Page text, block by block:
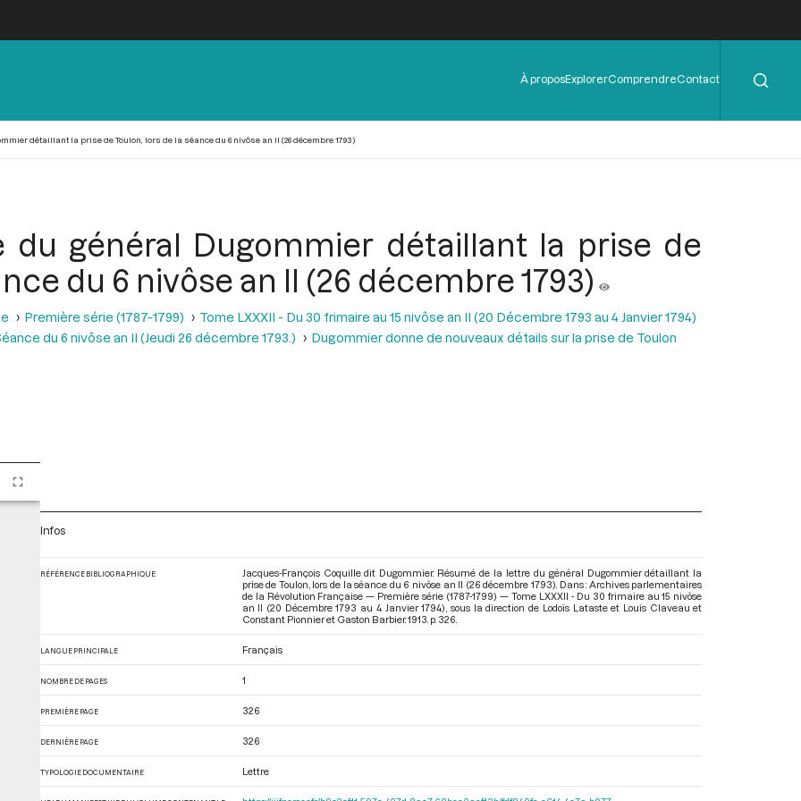
Menu
de
À proposExplorerComprendreContact
détaillant la prise de Toulon, lors de la séance du 6 nivôse an II (26 décembre 1793)
du général Dugommier détaillant la prise de
du 6 nivôse an II (26 décembre 1793)
Première série (1787-1799)
Tome LXXXII - Du 30 frimaire au 15 nivôse an II (20 Décembre 1793 au 4 Janvier 1794)
du 6 nivôse an II (Jeudi 26 décembre 1793.) Dugommier donne de nouveaux détails sur la prise de Toulon
Infos
RÉFÉRENCE BIBLIOGRAPHIQUE
Jacques-François Coquille dit Dugommier. Résumé de la lettre du général Dugommier détaillant la
prise de Toulon, lors de la séance du 6 nivôse an II (26 décembre 1793). Dans : Archives parlementaires
de la Révolution Française — Première série (1787-1799) — Tome LXXXII - Du 30 frimaire au 15 nivôse
an II (20 Décembre 1793 au 4 Janvier 1794) , sous la direction de Lodoïs Lataste et Louis Claveau et
Constant Pionnier et Gaston Barbier. 1913. p. 326.
LANGUE PRINCIPALE Français
NOMBRE DE PAGES 1
PREMIÈRE PAGE 326
DERNIÈRE PAGE 326
TYPOLOGIE DOCUMENTAIRE Lettre